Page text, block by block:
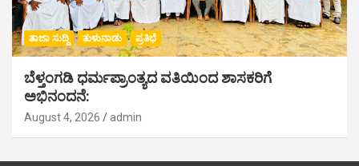
ತಾಜಾ ಸುದ್ದಿ ತುಳುನಾಡು ಪ್ರತಿಭೆ
ಬೆಳ್ತಂಗಡಿ ಧರ್ಮಪ್ರಾಂತ್ಯದ ವತಿಯಿಂದ ಶಾಸಕರಿಗೆ
ಅಭಿನಂದನೆ:
August 4, 2026 admin